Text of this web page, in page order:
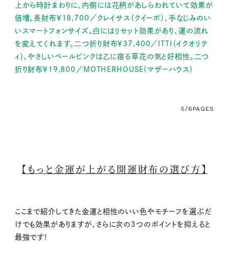
上から時計まわりに、内側には花柄があしらわれていて効果が
倍増。長財布￥18,700／クレイサス（クイーポ）、手なじみのい
いスマートフォンサイズ。白にはリセット効果があり、運の流れ
を変えてくれます。二つ折り財布￥37,400／ITTI（イクオリテ
ィ）、やさしいペールピンクは乙に宿る草花の気と好相性。二つ
折り財布￥19,800／MOTHERHOUSE(マザーハウス)
5/6 PAGES
【もっと金運が上がる開運財布の選び方】
ここまで紹介してきた金運と相性のいい色やモチーフを選ぶだ
けでも効果がありますが、さらに次の３つのポイントを抑えると
最強です！